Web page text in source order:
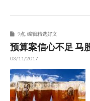
9点 编辑精选好文
预算案信心不足 马
03/11/2017